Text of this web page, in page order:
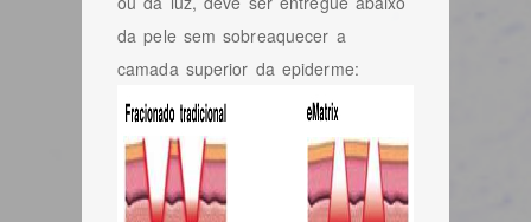
da pele sem sobreaquecer a
camada superior da epiderme: